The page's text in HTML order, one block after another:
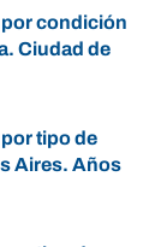
condición
Ciudad de
tipo de
Aires. Años